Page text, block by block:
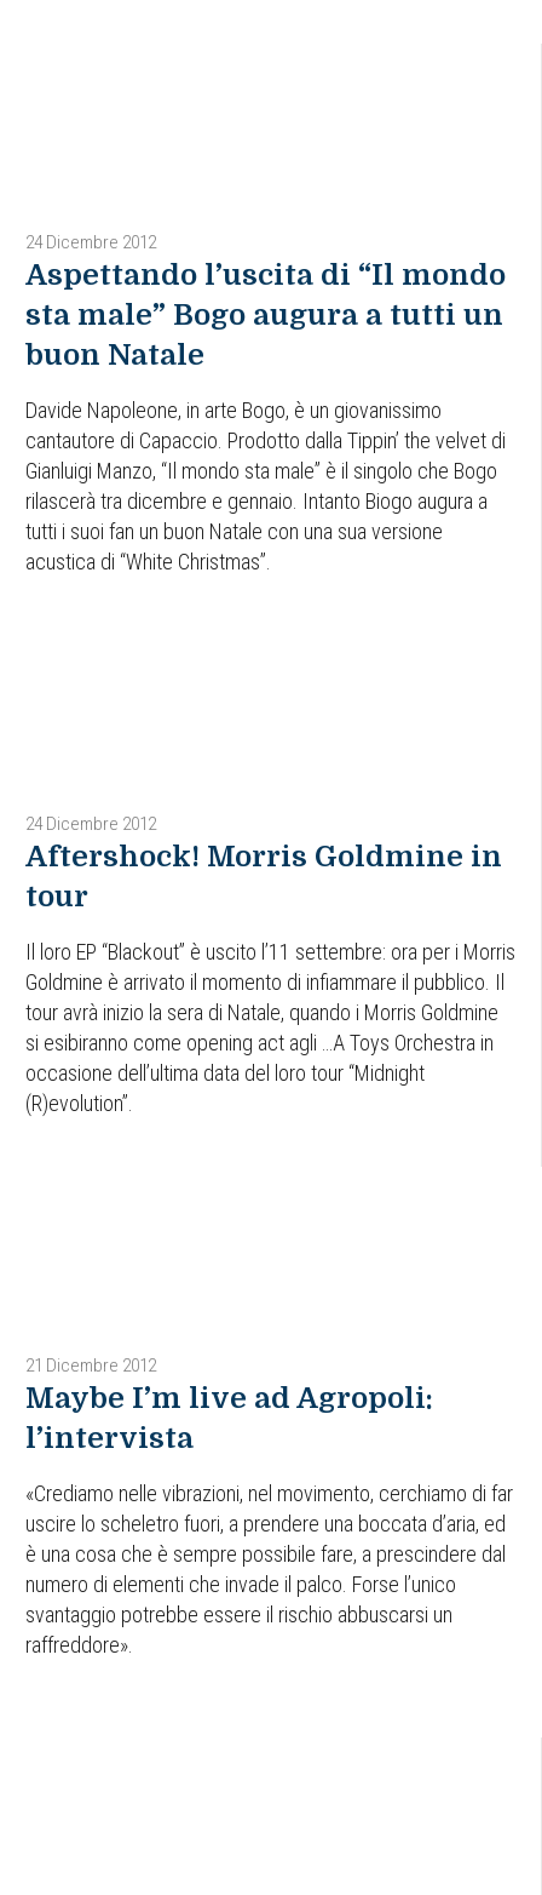
24 Dicembre 2012
Aspettando l’uscita di “Il mondo
sta male” Bogo augura a tutti un
buon Natale
Davide Napoleone, in arte Bogo, è un giovanissimo
cantautore di Capaccio. Prodotto dalla Tippin’ the velvet di
Gianluigi Manzo, “Il mondo sta male” è il singolo che Bogo
rilascerà tra dicembre e gennaio. Intanto Biogo augura a
tutti i suoi fan un buon Natale con una sua versione
acustica di “White Christmas”.
24 Dicembre 2012
Aftershock! Morris Goldmine in
tour
Il loro EP “Blackout” è uscito l’11 settembre: ora per i Morris
Goldmine è arrivato il momento di infiammare il pubblico. Il
tour avrà inizio la sera di Natale, quando i Morris Goldmine
si esibiranno come opening act agli …A Toys Orchestra in
occasione dell’ultima data del loro tour “Midnight
(R)evolution”.
21 Dicembre 2012
Maybe I’m live ad Agropoli:
l’intervista
«Crediamo nelle vibrazioni, nel movimento, cerchiamo di far
uscire lo scheletro fuori, a prendere una boccata d’aria, ed
è una cosa che è sempre possibile fare, a prescindere dal
numero di elementi che invade il palco. Forse l’unico
svantaggio potrebbe essere il rischio abbuscarsi un
raffreddore».